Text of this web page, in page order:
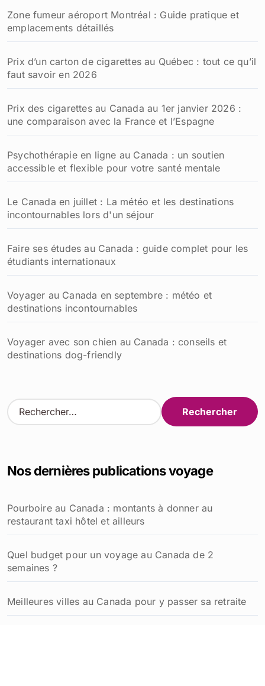
Zone fumeur aéroport Montréal : Guide pratique et
emplacements détaillés
Prix d’un carton de cigarettes au Québec : tout ce qu’il
faut savoir en 2026
Prix des cigarettes au Canada au 1er janvier 2026 :
une comparaison avec la France et l’Espagne
Psychothérapie en ligne au Canada : un soutien
accessible et flexible pour votre santé mentale
Le Canada en juillet : La météo et les destinations
incontournables lors d'un séjour
Faire ses études au Canada : guide complet pour les
étudiants internationaux
Voyager au Canada en septembre : météo et
destinations incontournables
Voyager avec son chien au Canada : conseils et
destinations dog-friendly
R
e
r
e
r
Nos dernières publications voyage
Pourboire au Canada : montants à donner au
restaurant taxi hôtel et ailleurs
Quel budget pour un voyage au Canada de 2
semaines ?
Meilleures villes au Canada pour y passer sa retraite